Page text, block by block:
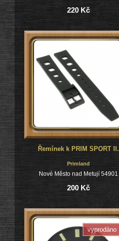
220 Kč
Řemínek k PRIM SPORT II.
Primland
Nové Město nad Metují 54901
200 Kč
vyprodáno